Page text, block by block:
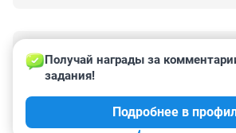
21 февраля 2021, 15:31
ну какой он сибиряк? пенсионеры
внимательно кто живет в вашем
можно пускать на квартиру! сейчас
пенсионеров можно положиться,
Получай награды за
задания!
Подробнее в